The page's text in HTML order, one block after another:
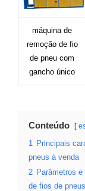
máquina de
remoção de fio
de pneu com
gancho único
Conteúdo
1 Principais
pneus à venda
2 Parâmetros
de fios de pneus